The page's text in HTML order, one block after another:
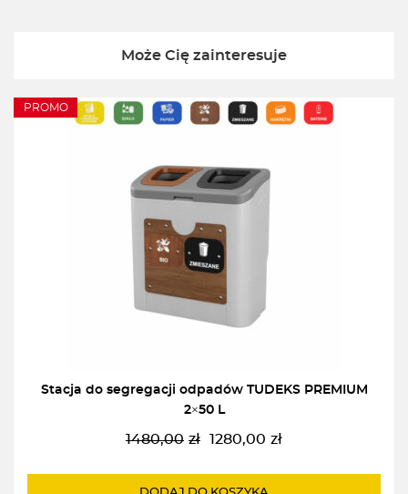
Może Cię zainteresuje
PROMO
Stacja do segregacji odpadów TUDEKS PREMIUM
2×50 L
1480,00 zł
Pierwotna
wynosiła:
1280,00 zł
Aktualna
wynosi: